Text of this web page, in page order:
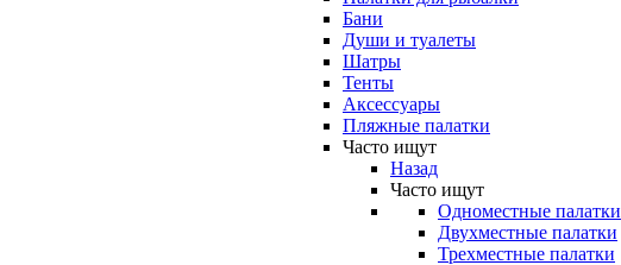
Бани
Души и туалеты
Шатры
Тенты
Аксессуары
Пляжные палатки
Часто ищут
Назад
Часто ищут
Одноместные палатки
Двухместные палатки
Трехместные палатки